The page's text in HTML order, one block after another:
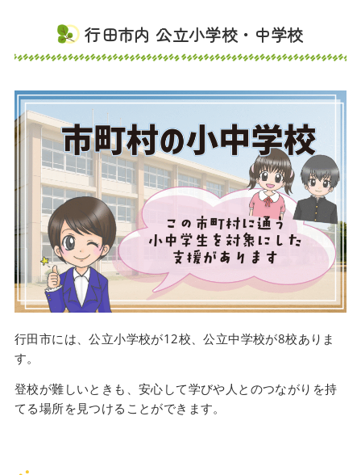
行田市内 公立小学校・中学校
行田市には、公立小学校が12校、公立中学校が8校ありま
す。
登校が難しいときも、安心して学びや人とのつながりを持
てる場所を見つけることができます。